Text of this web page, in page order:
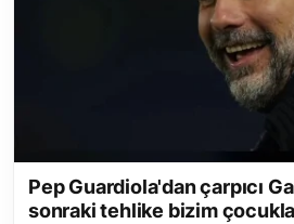
Kamu Kurumları ve Üst Kurullar
Resmi Reklamlar
Pep Guardiola'dan çarpıcı
sonraki tehlike bizim